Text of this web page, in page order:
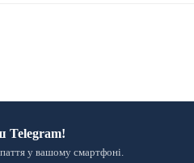
Telegram!
у вашому смартфоні.